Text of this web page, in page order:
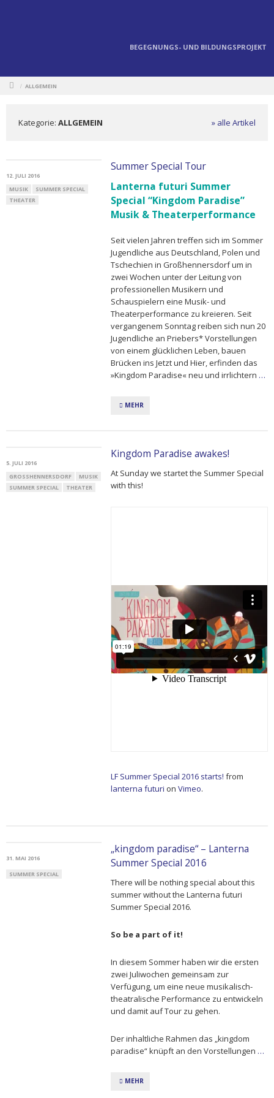
BEGEGNUNGS- UND BILDUNGSPROJEKT
/ ALLGEMEIN
Kategorie: ALLGEMEIN » alle Artikel
12. JULI 2016
MUSIK
SUMMER SPECIAL
THEATER
Summer Special Tour
Lanterna futuri Summer
Special “Kingdom Paradise”
Musik & Theaterperformance
Seit vielen Jahren treffen sich im Sommer
Jugendliche aus Deutschland, Polen und
Tschechien in Großhennersdorf um in
zwei Wochen unter der Leitung von
professionellen Musikern und
Schauspielern eine Musik- und
Theaterperformance zu kreieren. Seit
vergangenem Sonntag reiben sich nun 20
Jugendliche an Priebers* Vorstellungen
von einem glücklichen Leben, bauen
Brücken ins Jetzt und Hier, erfinden das
»Kingdom Paradise« neu und irrlichtern …
MEHR
5. JULI 2016
GROSSHENNERSDORF
MUSIK
SUMMER SPECIAL
THEATER
Kingdom Paradise awakes!
At Sunday we startet the Summer Special
with this!
LF Summer Special 2016 starts! from
lanterna futuri onVimeo.
31. MAI 2016
SUMMER SPECIAL
„kingdom paradise“ – Lanterna
Summer Special 2016
There will be nothing special about this
summer without the Lanterna futuri
Summer Special 2016.
So be a part of it!
In diesem Sommer haben wir die ersten
zwei Juliwochen gemeinsam zur
Verfügung, um eine neue musikalisch-
theatralische Performance zu entwickeln
und damit auf Tour zu gehen.
Der inhaltliche Rahmen das „kingdom
paradise“ knüpft an den Vorstellungen …
MEHR